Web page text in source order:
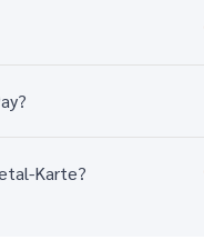
Karte?